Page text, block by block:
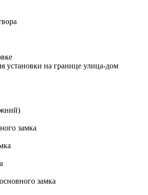
установки на границе улица-дом
замка
замка